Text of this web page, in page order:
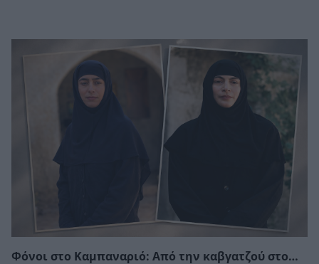
Φόνοι στο Καμπαναριό: Από την καβγατζού στο…